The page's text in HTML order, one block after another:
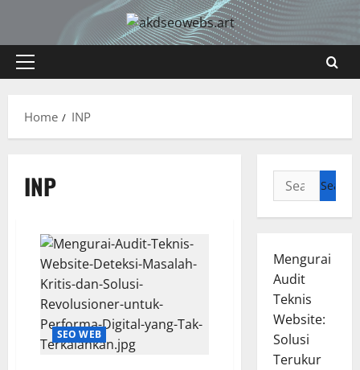
content
Primary
Home
INP
INP
SEO WEB
Search
for:
Mengurai
Audit
Teknis
Website:
Solusi
Terukur